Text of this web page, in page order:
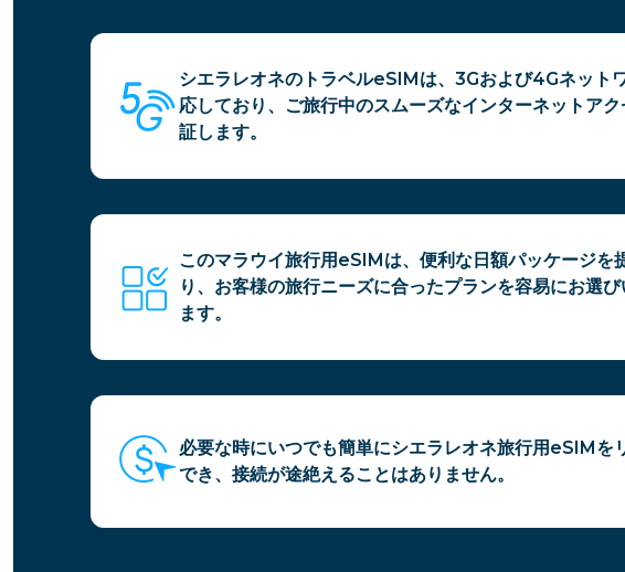
シエラレオネのトラベルeSIMは、3Gおよび4Gネット
応しており、ご旅行中のスムーズなインターネットア
証します。
このマラウイ旅行用eSIMは、便利な日額パッケージを
り、お客様の旅行ニーズに合ったプランを容易にお選
ます。
必要な時にいつでも簡単にシエラレオネ旅行用eSIMを
でき、接続が途絶えることはありません。